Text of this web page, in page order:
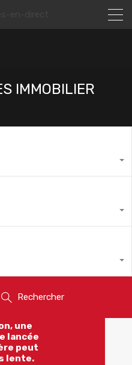
IMMOBILIER
Rechercher
une
lancée
peut
lente.